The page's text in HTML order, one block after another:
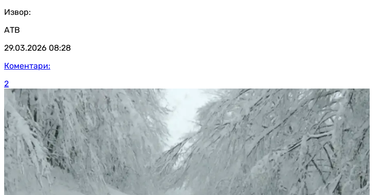
Извор:
АТВ
29.03.2026 08:28
Коментари:
2